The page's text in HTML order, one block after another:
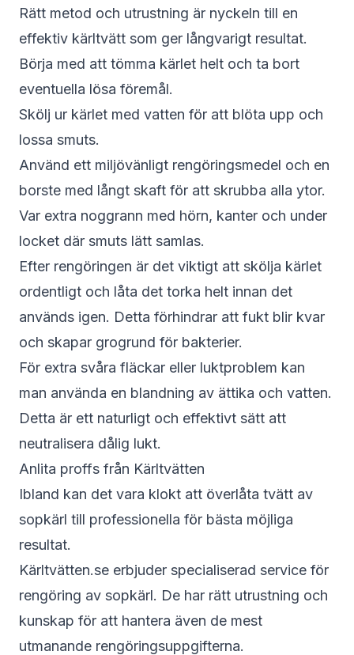
Rätt metod och utrustning är nyckeln till en
effektiv kärltvätt som ger långvarigt resultat.
Börja med att tömma kärlet helt och ta bort
eventuella lösa föremål.
Skölj ur kärlet med vatten för att blöta upp och
lossa smuts.
Använd ett miljövänligt rengöringsmedel och en
borste med långt skaft för att skrubba alla ytor.
Var extra noggrann med hörn, kanter och under
locket där smuts lätt samlas.
Efter rengöringen är det viktigt att skölja kärlet
ordentligt och låta det torka helt innan det
används igen. Detta förhindrar att fukt blir kvar
och skapar grogrund för bakterier.
För extra svåra fläckar eller luktproblem kan
man använda en blandning av ättika och vatten.
Detta är ett naturligt och effektivt sätt att
neutralisera dålig lukt.
Anlita proffs från Kärltvätten
Ibland kan det vara klokt att överlåta tvätt av
sopkärl till professionella för bästa möjliga
resultat.
Kärltvätten.se erbjuder specialiserad service för
rengöring av sopkärl. De har rätt utrustning och
kunskap för att hantera även de mest
utmanande rengöringsuppgifterna.